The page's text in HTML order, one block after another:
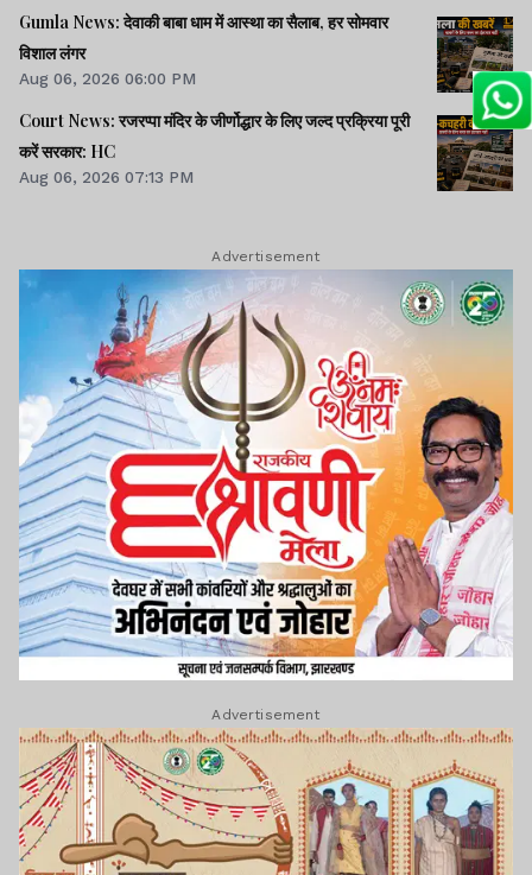
Gumla News: देवाकी बाबा धाम में आस्था का सैलाब, हर सोमवार
विशाल लंगर
Aug 06, 2026 06:00 PM
Court News: रजरप्पा मंदिर के जीर्णोद्धार के लिए जल्द प्रक्रिया पूरी
करें सरकार: HC
Aug 06, 2026 07:13 PM
Advertisement
Advertisement